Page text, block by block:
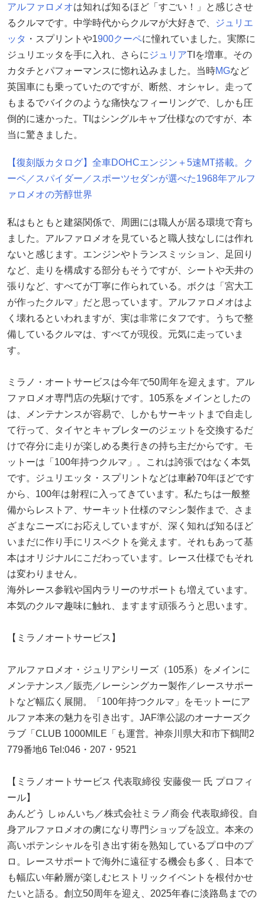
アルファロメオは知れば知るほど「すごい！」と感じさせ
るクルマです。中学時代からクルマが大好きで、
ジュリエ
ッタ ・スプリントや1900クーペに憧れていました。実際に
ジュリエッタを手に入れ、さらに ジュリアTIを増車。その
カタチとパフォーマンスに惚れ込みました。当時MGなど
英国車にも乗っていたのですが、断然、オシャレ。走って
もまるでバイクのような痛快なフィーリングで、しかも圧
倒的に速かった。TIはシングルキャブ仕様なのですが、本
当に驚きました。
【復刻版カタログ】全車DOHCエンジン＋5速MT搭載。ク
ーペ／スパイダー／スポーツセダンが選べた1968年アルフ
ァロメオの芳醇世界
私はもともと建築関係で、周囲には職人が居る環境で育ち
ました。アルファロメオを見ていると職人技なしには作れ
ないと感じます。エンジンやトランスミッション、足回り
など、走りを構成する部分もそうですが、シートや天井の
張りなど、すべてが丁寧に作られている。ボクは「宮大工
が作ったクルマ」だと思っています。アルファロメオはよ
く壊れるといわれますが、実は非常にタフです。うちで整
備しているクルマは、すべてが現役。元気に走っていま
す。
ミラノ・オートサービスは今年で50周年を迎えます。アル
ファロメオ専門店の先駆けです。105系をメインとしたの
は、メンテナンスが容易で、しかもサーキットまで自走し
て行って、タイヤとキャブレターのジェットを交換するだ
けで存分に走りが楽しめる奥行きの持ち主だからです。モ
ットーは「100年持つクルマ」。これは誇張ではなく本気
です。ジュリエッタ・スプリントなどは車齢70年ほどです
から、100年は射程に入ってきています。私たちは一般整
備からレストア、サーキット仕様のマシン製作まで、さま
ざまなニーズにお応えしていますが、深く知れば知るほど
いまだに作り手にリスペクトを覚えます。それもあって基
本はオリジナルにこだわっています。レース仕様でもそれ
は変わりません。
海外レース参戦や国内ラリーのサポートも増えています。
本気のクルマ趣味に触れ、ますます頑張ろうと思います。
【ミラノオートサービス】
アルファロメオ・ジュリアシリーズ（105系）をメインに
メンテナンス／販売／レーシングカー製作／レースサポー
トなど幅広く展開。「100年持つクルマ」をモットーにア
ルファ本来の魅力を引き出す。JAF準公認のオーナーズク
ラブ「CLUB 1000MILE「も運営。神奈川県大和市下鶴間2
779番地6 Tel:046・207・9521
【ミラノオートサービス 代表取締役 安藤俊一 氏 プロフィ
ール】
あんどう しゅんいち／株式会社ミラノ商会 代表取締役。自
身アルファロメオの虜になり専門ショップを設立。本来の
高いポテンシャルを引き出す術を熟知しているプロ中のプ
ロ。レースサポートで海外に遠征する機会も多く、日本で
も幅広い年齢層が楽しむヒストリックイベントを根付かせ
たいと語る。創立50周年を迎え、2025年春に淡路島までの